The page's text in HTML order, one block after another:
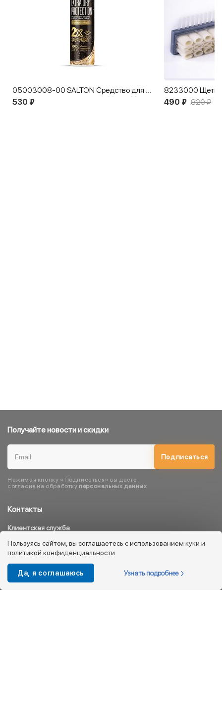
05003008-00 SALTON Средство для защиты от воды, снега, грязи 300 мл
530 ₽
490 ₽ 820 ₽
Контакты
Клиентская служба
8 800 333 08 45
info@kotofey.ru
Магазины в Москва (50)
Получайте новости и скидки
Подписаться
Нажимая кнопку «Подписаться» вы даете
согласие на обработку персональных данных
Пользуясь сайтом, вы соглашаетесь с использованием куки и
политикой конфиденциальности
Да, я соглашаюсь Узнать подробнее